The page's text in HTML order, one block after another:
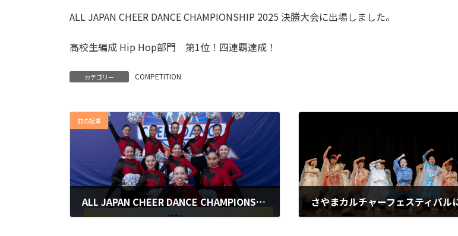
ALL JAPAN CHEER DANCE CHAMPIONSHIP 2025 決勝大会に出場しました。
高校生編成 Hip Hop部門 第1位！四連覇達成！
カテゴリー COMPETITION
前の記事
ALL JAPAN CHEER DANCE CHAMPIONSHIP 2025 決勝大会【結果報告】東海大学菅生高等学校 King Fishers